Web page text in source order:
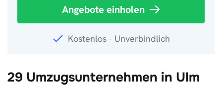
Angebote einholen
Kostenlos - Unverbindlich
29 Umzugsunternehmen in Ulm